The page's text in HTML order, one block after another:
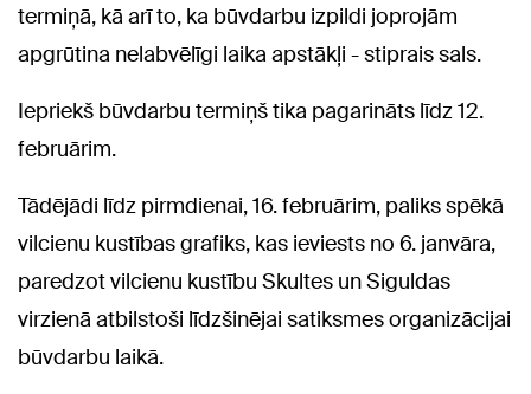
termiņā, kā arī to, ka būvdarbu izpildi joprojām
apgrūtina nelabvēlīgi laika apstākļi - stiprais sals.
Iepriekš būvdarbu termiņš tika pagarināts līdz 12.
februārim.
Tādējādi līdz pirmdienai, 16. februārim, paliks spēkā
vilcienu kustības grafiks, kas ieviests no 6. janvāra,
paredzot vilcienu kustību Skultes un Siguldas
virzienā atbilstoši līdzšinējai satiksmes organizācijai
būvdarbu laikā.